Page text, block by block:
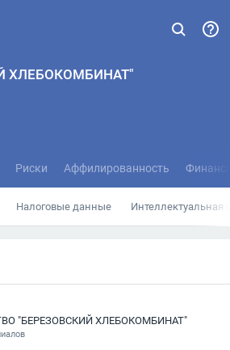
ХЛЕБОКОМБИНАТ"
Риски Аффилированность
Налоговые данные Интеллектуальная
"БЕРЕЗОВСКИЙ ХЛЕБОКОМБИНАТ"